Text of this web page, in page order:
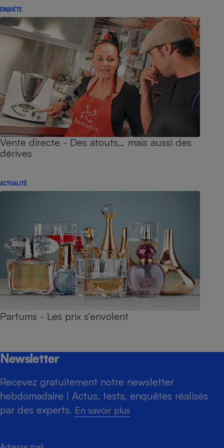
ENQUÊTE
Vente directe - Des atouts… mais aussi des
dérives
ACTUALITÉ
Parfums - Les prix s’envolent
Newsletter
Recevez gratuitement notre newsletter
hebdomadaire ! Actus, tests, enquêtes réalisés
par des experts. En savoir plus